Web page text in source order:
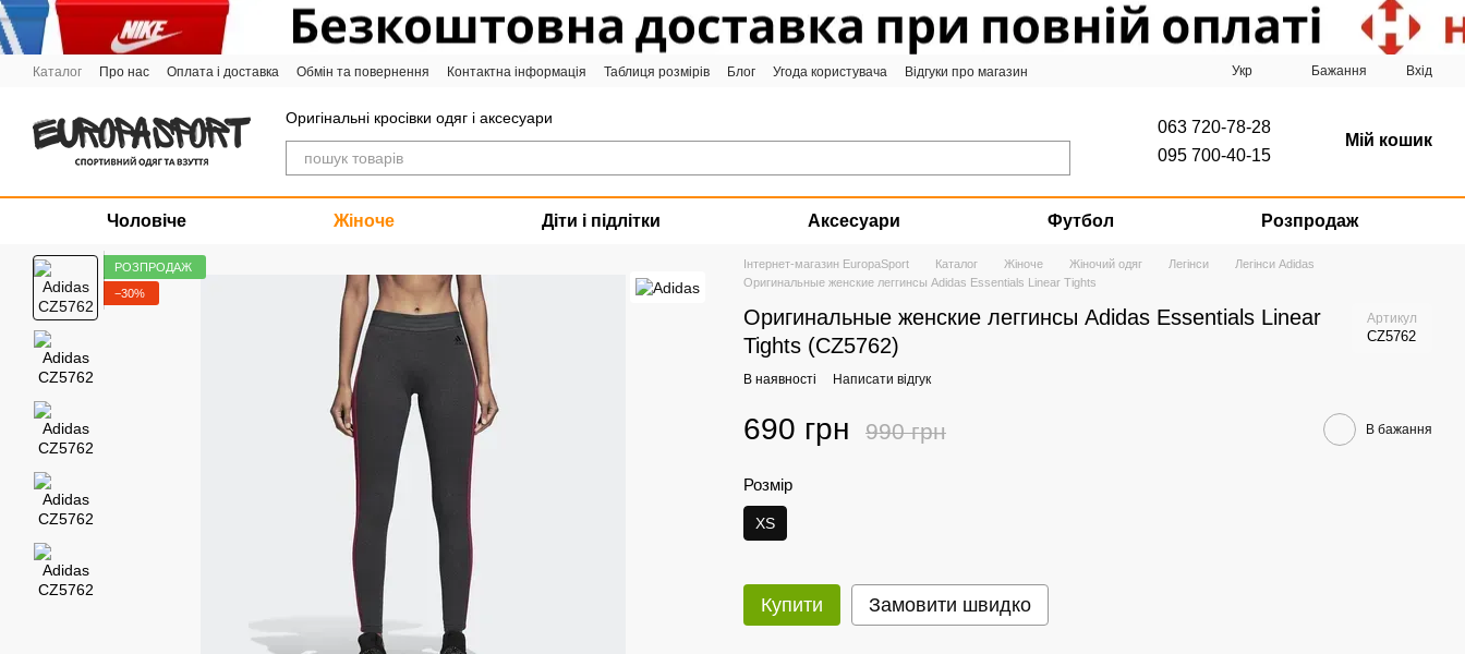
Перейти до основного контенту
Каталог Про нас Оплата і доставка Обмін та повернення Контактна інформація Таблиця розмірів Блог Угода користувача
Відгуки про магазин
Укр Бажання Вхід
Оригінальні кросівки одяг і аксесуари
063 720-78-28
095 700-40-15
Мій кошик
Чоловіче Жіноче Діти і підлітки Аксесуари Футбол Розпродаж
РОЗПРОДАЖ
−30%
Інтернет-магазин EuropaSport Каталог Жіноче Жіночий одяг Легінси
Легінси Adidas
Оригинальные женские леггинсы Adidas Essentials Linear Tights
Оригинальные женские леггинсы Adidas Essentials Linear
Tights (CZ5762)
Артикул
CZ5762
В наявності Написати відгук
690 грн 990 грн В бажання
Розмір
XS
Купити Замовити швидко